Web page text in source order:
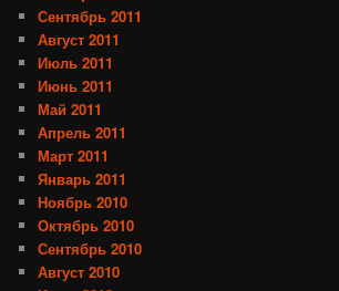
Сентябрь 2011
Август 2011
Июль 2011
Июнь 2011
Май 2011
Апрель 2011
Март 2011
Январь 2011
Ноябрь 2010
Октябрь 2010
Сентябрь 2010
Август 2010